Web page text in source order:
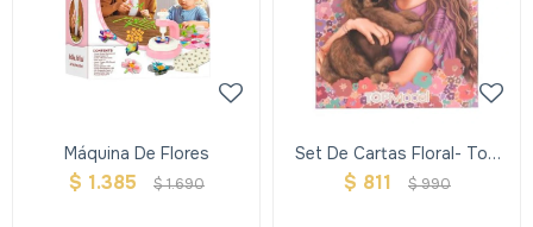
Máquina De Flores
$ 1.385 $1.690
Set De Cartas Floral- Top
Model
$ 811 $990